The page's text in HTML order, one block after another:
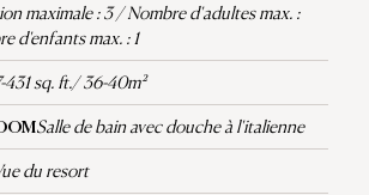
maximale : 3 / Nombre d'adultes max. :
d'enfants max. : 1
431 sq. ft./ 36-40m²
Salle de bain avec douche à l'italienne
du resort